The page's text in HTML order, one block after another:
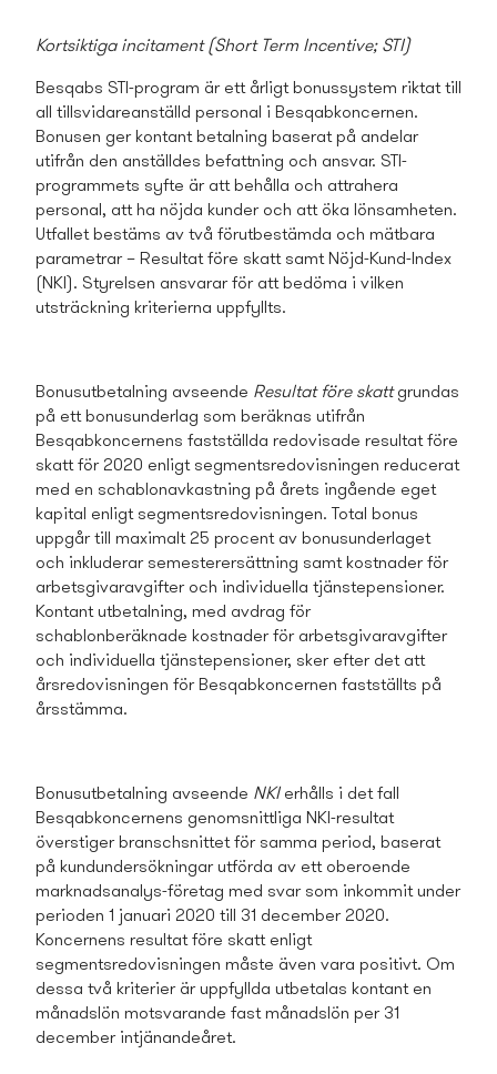
Kortsiktiga incitament (Short Term Incentive; STI)
Besqabs STI-program är ett årligt bonussystem riktat till
all tillsvidareanställd personal i Besqabkoncernen.
Bonusen ger kontant betalning baserat på andelar
utifrån den anställdes befattning och ansvar. STI-
programmets syfte är att behålla och attrahera
personal, att ha nöjda kunder och att öka lönsamheten.
Utfallet bestäms av två förutbestämda och mätbara
parametrar – Resultat före skatt samt Nöjd-Kund-Index
(NKI). Styrelsen ansvarar för att bedöma i vilken
utsträckning kriterierna uppfyllts.
Bonusutbetalning avseende Resultat före skattgrundas
på ett bonusunderlag som beräknas utifrån
Besqabkoncernens fastställda redovisade resultat före
skatt för 2020 enligt segmentsredovisningen reducerat
med en schablonavkastning på årets ingående eget
kapital enligt segmentsredovisningen. Total bonus
uppgår till maximalt 25 procent av bonusunderlaget
och inkluderar semesterersättning samt kostnader för
arbetsgivaravgifter och individuella tjänstepensioner.
Kontant utbetalning, med avdrag för
schablonberäknade kostnader för arbetsgivaravgifter
och individuella tjänstepensioner, sker efter det att
årsredovisningen för Besqabkoncernen fastställts på
årsstämma.
Bonusutbetalning avseende NKIerhålls i det fall
Besqabkoncernens genomsnittliga NKI-resultat
överstiger branschsnittet för samma period, baserat
på kundundersökningar utförda av ett oberoende
marknadsanalys-företag med svar som inkommit under
perioden 1 januari 2020 till 31 december 2020.
Koncernens resultat före skatt enligt
segmentsredovisningen måste även vara positivt. Om
dessa två kriterier är uppfyllda utbetalas kontant en
månadslön motsvarande fast månadslön per 31
december intjänandeåret.